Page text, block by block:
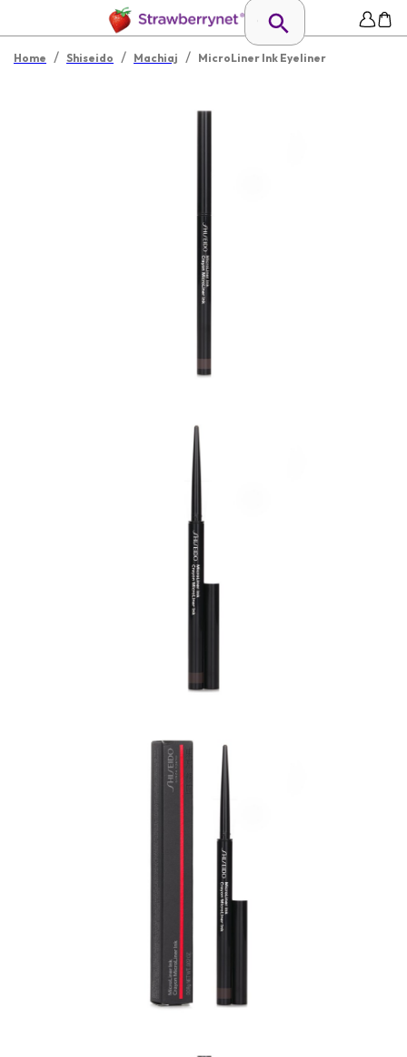
Home / Shiseido / Machiaj / MicroLiner Ink Eyeliner